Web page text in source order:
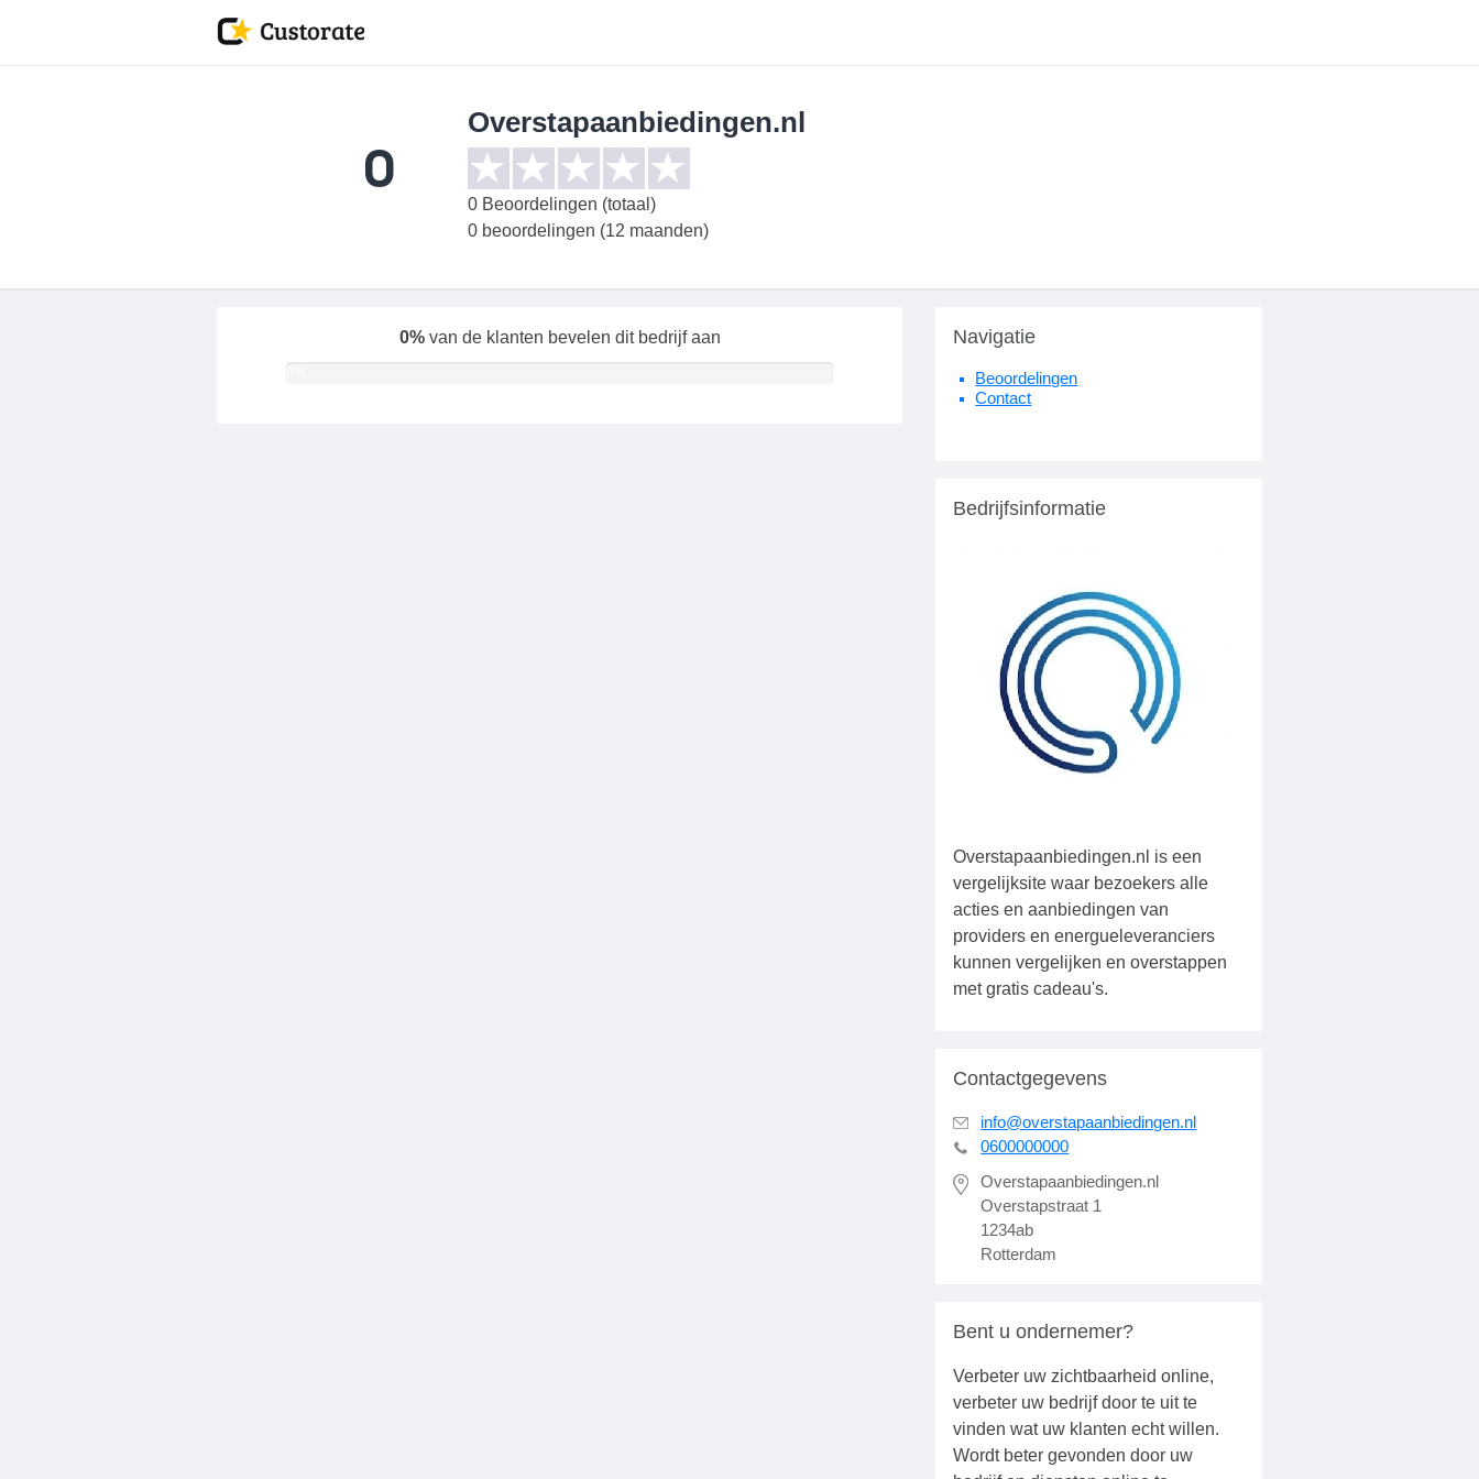
0
Overstapaanbiedingen.nl
0Beoordelingen (totaal)
0 beoordelingen (12 maanden)
0%van de klanten bevelen dit bedrijf aan Navigatie
Beoordelingen
Contact
Bedrijfsinformatie
Overstapaanbiedingen.nl is een
vergelijksite waar bezoekers alle
acties en aanbiedingen van
providers en energueleveranciers
kunnen vergelijken en overstappen
met gratis cadeau's.
Contactgegevens
info@overstapaanbiedingen.nl
0600000000
Overstapaanbiedingen.nl
Overstapstraat 1
1234ab
Rotterdam
Bent u ondernemer?
Verbeter uw zichtbaarheid online,
verbeter uw bedrijf door te uit te
vinden wat uw klanten echt willen.
Wordt beter gevonden door uw